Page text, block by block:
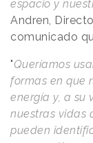
espacio y
Andren,
comunicado
"Queríamos
formas en que
energía y, a su
nuestras vidas
pueden